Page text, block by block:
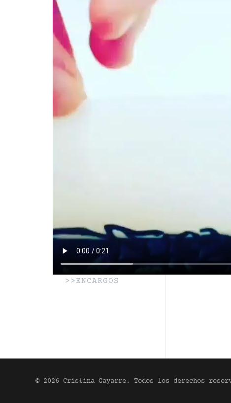
>>ENCARGOS
© 2026 Cristina Gayarre. Todos los derechos